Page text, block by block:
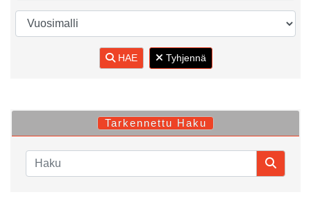
HAE Tyhjennä
Tarkennettu Haku